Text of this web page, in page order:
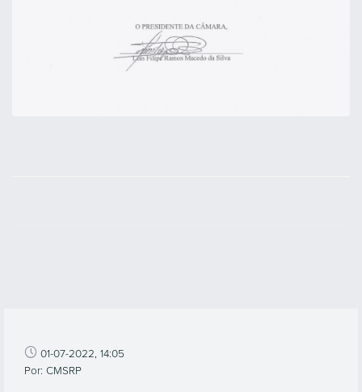
01-07-2022, 14:05
Por: CMSRP